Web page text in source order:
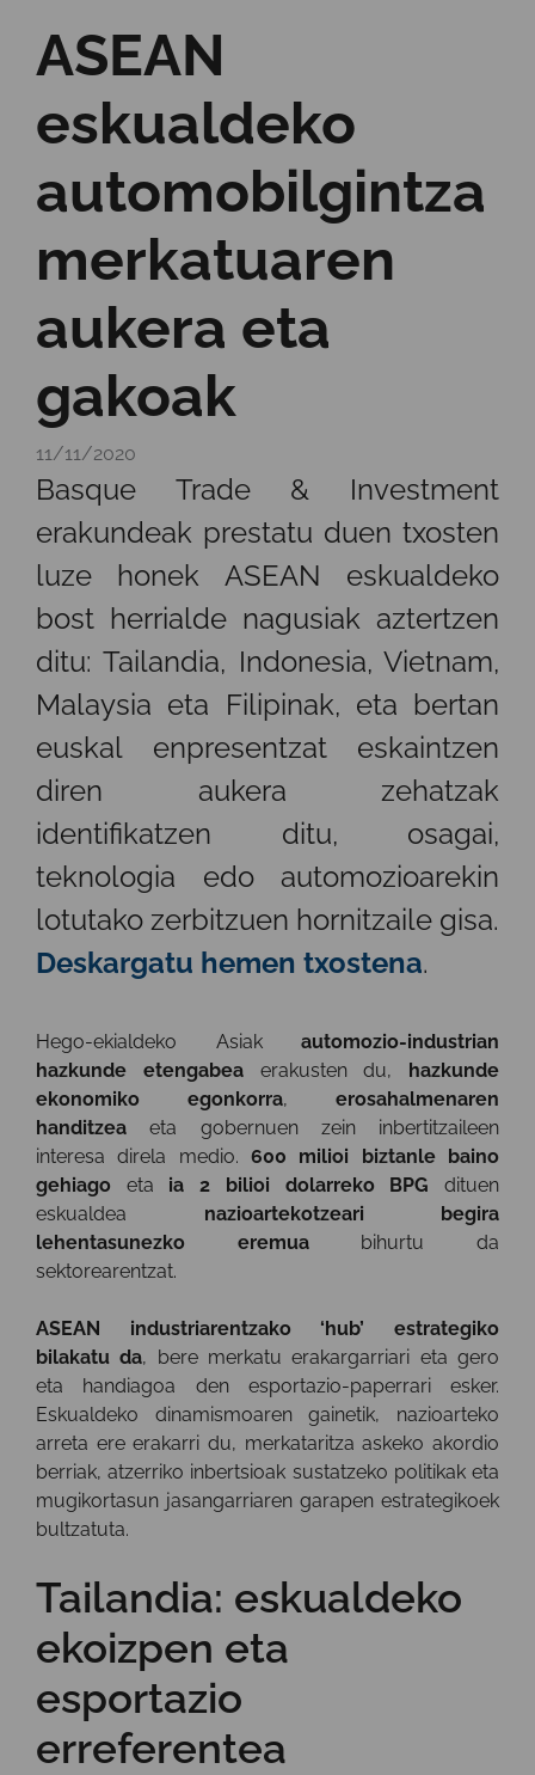
ASEAN
eskualdeko
automobilgintza
merkatuaren
aukera eta
gakoak
11/11/2020
Basque Trade & Investment
erakundeak prestatu duen txosten
luze honek ASEAN eskualdeko
bost herrialde nagusiak aztertzen
ditu: Tailandia, Indonesia, Vietnam,
Malaysia eta Filipinak, eta bertan
euskal enpresentzat eskaintzen
diren aukera zehatzak
identifikatzen ditu, osagai,
teknologia edo automozioarekin
lotutako zerbitzuen hornitzaile gisa.
Deskargatu hemen txostena.
Hego-ekialdeko Asiak automozio-industrian
hazkunde etengabeaerakusten du,
hazkunde
ekonomiko egonkorra, erosahalmenaren
handitzea eta gobernuen zein inbertitzaileen
interesa direla medio. 600 milioi biztanle baino
gehiago eta ia 2 bilioi dolarreko BPG dituen
eskualdea nazioartekotzeari begira
lehentasunezko eremuabihurtu da
sektorearentzat.
ASEAN industriarentzako ‘hub’ estrategiko
bilakatu da, bere merkatu erakargarriari eta gero
eta handiagoa den esportazio-paperrari esker.
Eskualdeko dinamismoaren gainetik, nazioarteko
arreta ere erakarri du, merkataritza askeko akordio
berriak, atzerriko inbertsioak sustatzeko politikak eta
mugikortasun jasangarriaren garapen estrategikoek
bultzatuta.
Tailandia: eskualdeko
ekoizpen eta
esportazio
erreferentea